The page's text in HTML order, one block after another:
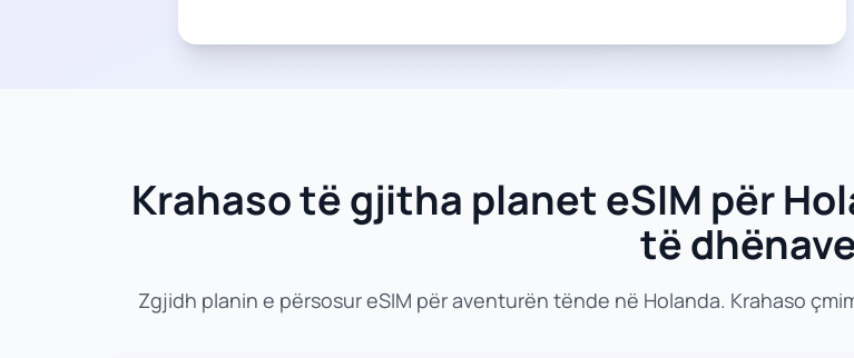
Krahaso të gjitha planet eSIM për
të
Zgjidh planin e përsosur eSIM për aventurën tënde në Holanda. Krahaso